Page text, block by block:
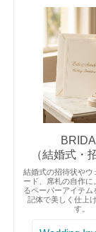
（結婚式・
結婚式の招待状やウ
ード、席札の自作に
るペーパーアイテム
記体で美しく仕上
す。